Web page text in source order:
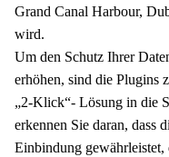
Grand Canal Harbour,
wird.
Um den Schutz Ihrer
erhöhen, sind die Plugins
„2-Klick“- Lösung in die
erkennen Sie daran, dass
Einbindung gewährleistet,